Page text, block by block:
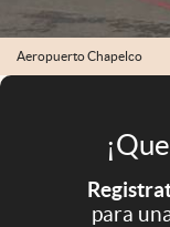
Aeropuerto Chapelco
para